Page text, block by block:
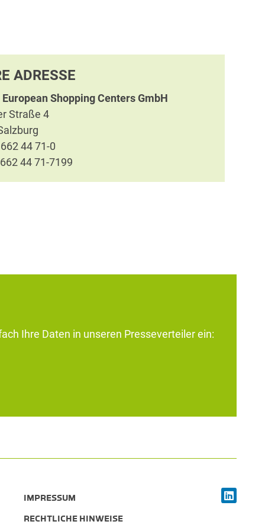
ADRESSE
European Shopping Centers GmbH
Straße 4
44 71-0
44 71-7199
Ihre Daten in unseren Presseverteiler ein:
IMPRESSUM
RECHTLICHE HINWEISE